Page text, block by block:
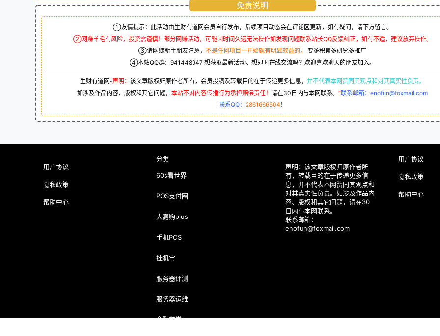
免责说明
①友情提示：此活动由生财有道网会员自行发布，后续项目动态会在评论区更新，如有疑问，请下方留言。
②网赚羊毛有风险，投资需谨慎！部分网赚活动，可能因时间久远无法操作如发现问题联系站长QQ反馈纠正，如有不适，建议放弃操作。
③请网赚新手朋友注意， 不是任何项目一开始就有明显效益的，
要多积累多研究多推广
④本站QQ群： 941448947 想获取最新活动、想即时在线交流吗？欢迎喜欢聊天的朋友加入。
生财有道网-声明： 该文章版权归原作者所有，会员投稿及转载目的在于传递更多信息， 并不代表本网赞同其观点和对其真实性负责。
如涉及作品内容、版权和其它问题， 本站不对内容传播行为承担赔偿责任！ 请在30日内与本网联系。 “联系邮箱：enofun@foxmail.com
联系QQ： 2861666504 ！
用户协议
隐私政策
帮助中心
分类
60s看世界
POS支付圈
大嘉购plus
手机POS
挂机宝
服务器评测
服务器运维
金融学堂
声明：该文章版权归原作者所
有，转载目的在于传递更多信
息，并不代表本网赞同其观点和
对其真实性负责。如涉及作品内
容、版权和其它问题，请在30
日内与本网联系。
联系邮箱：
enofun@foxmail.com
用户协议
隐私政策
帮助中心